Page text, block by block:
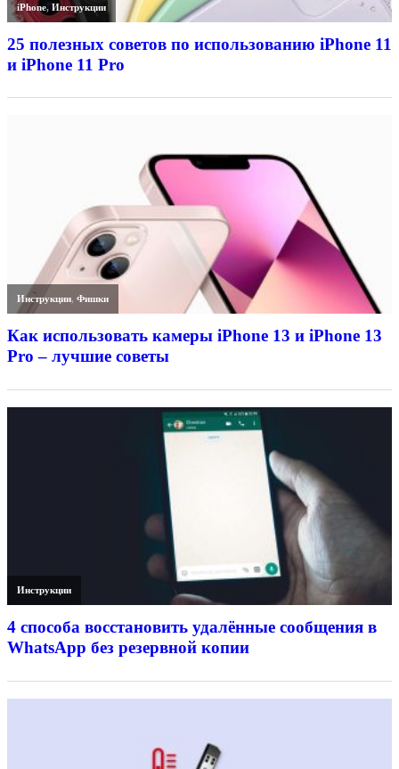
iPhone,Инструкции
25 полезных советов по использованию iPhone 11
и iPhone 11 Pro
Инструкции,Фишки
Как использовать камеры iPhone 13 и iPhone 13
Pro – лучшие советы
Инструкции
4 способа восстановить удалённые сообщения в
WhatsApp без резервной копии